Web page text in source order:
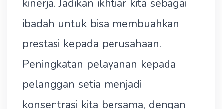
kinerja. Jadikan ikhtiar kita sebagai
ibadah untuk bisa membuahkan
prestasi kepada perusahaan.
Peningkatan pelayanan kepada
pelanggan setia menjadi
konsentrasi kita bersama, dengan